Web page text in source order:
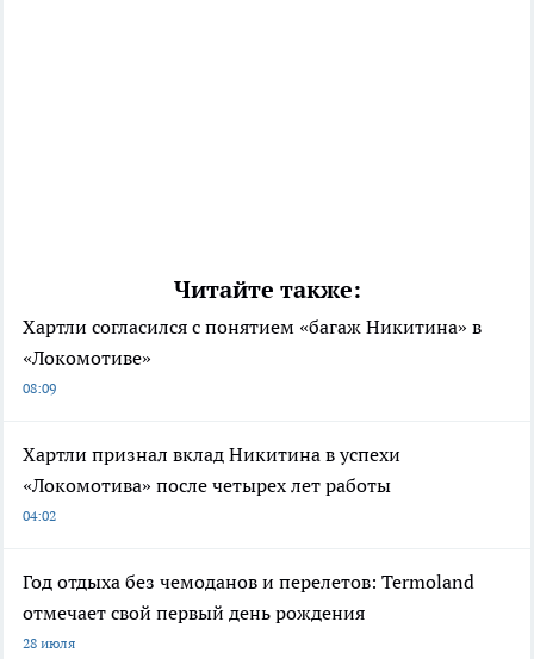
Читайте также:
Хартли согласился с понятием «багаж Никитина» в
«Локомотиве»
08:09
Хартли признал вклад Никитина в успехи
«Локомотива» после четырех лет работы
04:02
Год отдыха без чемоданов и перелетов: Termoland
отмечает свой первый день рождения
28 июля